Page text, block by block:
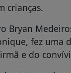
crianças.
Bryan
fez uma
e do